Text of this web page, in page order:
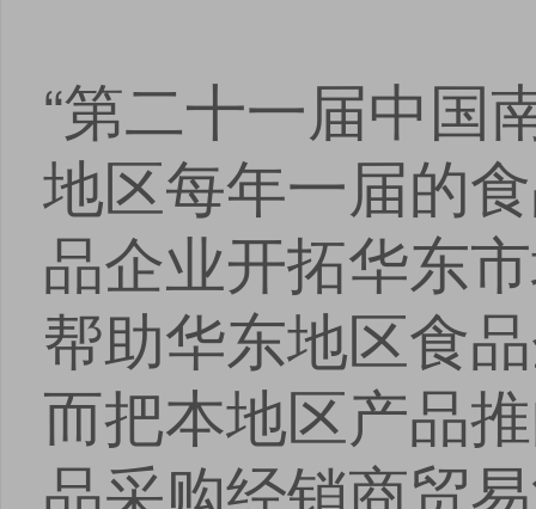
“第二十一届中国
地区每年一届的
品企业开拓华东
帮助华东地区食
而把本地区产品
品采购经销商贸